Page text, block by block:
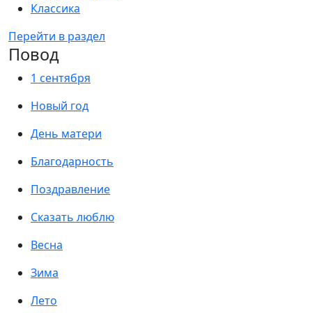
Классика
Перейти в раздел
Повод
1 сентября
Новый год
День матери
Благодарность
Поздравление
Сказать люблю
Весна
Зима
Лето